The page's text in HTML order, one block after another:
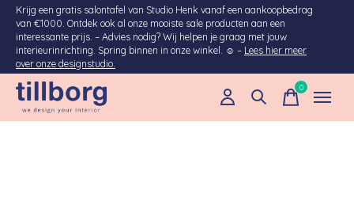
Krijg een gratis salontafel van Studio Henk vanaf een aankoopbedrag
van €1000. Ontdek ook al onze mooiste sale producten aan een
interessante prijs. – Advies nodig? Wij helpen je graag met jouw
interieurinrichting. Spring binnen in onze winkel. ☺ – Lees hier meer
over onze designstudio.
0items